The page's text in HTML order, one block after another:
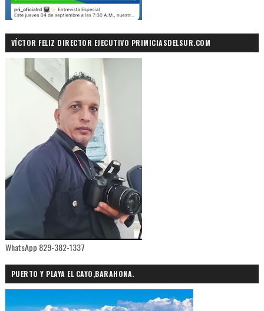
VÍCTOR FELIZ DIRECTOR EJECUTIVO PRIMICIASDELSUR.COM
WhatsApp 829-382-1337
PUERTO Y PLAYA EL CAYO,BARAHONA.